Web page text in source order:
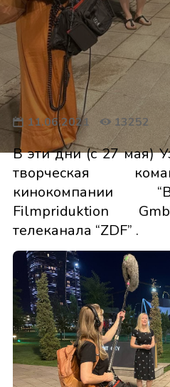
11.06.2021 13252
В эти дни (с 27 мая)
творческая
кинокомпании
Filmpriduktion
телеканала “ZDF” .